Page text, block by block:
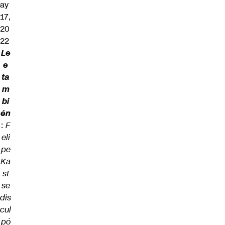
ay
17,
20
22
Le
e
ta
m
bi
én
:F
eli
pe
Ka
st
se
dis
cul
pó